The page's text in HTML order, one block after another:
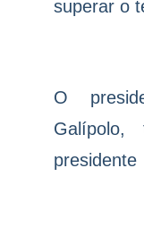
superar o
O